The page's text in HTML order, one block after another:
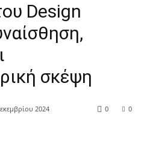
Design
σκέψη
2024 0
0